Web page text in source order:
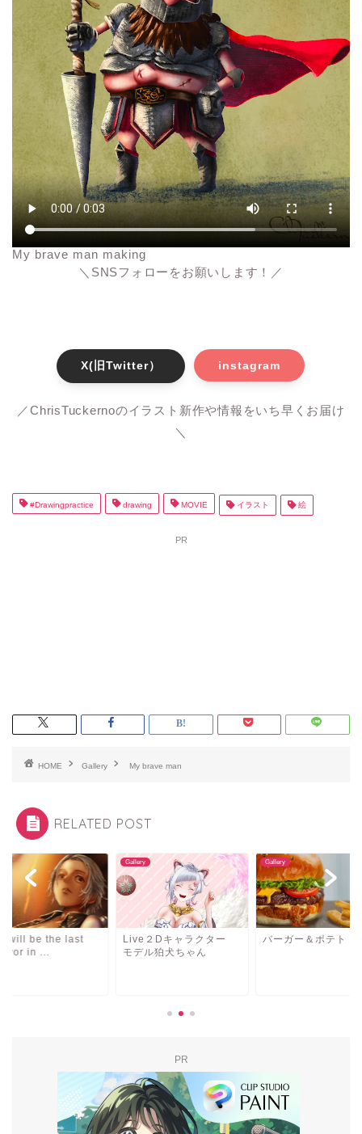
My brave man making
＼SNSフォローをお願いします！／
X(旧Twitter） instagram
／ChrisTuckernoのイラスト新作や情報をいち早くお届け
＼
#Drawingpractice drawing MOVIE イラスト 絵
PR
HOME Gallery My brave man
RELATED POST
will be the last
in ...
Gallery
Live２Dキャラクター
モデル狛犬ちゃん
Gallery
バーガー＆ポテト
PR